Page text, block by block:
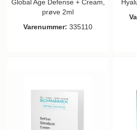
Global Age Defense + Cream,
prøve 2ml
Varenummer: 335110